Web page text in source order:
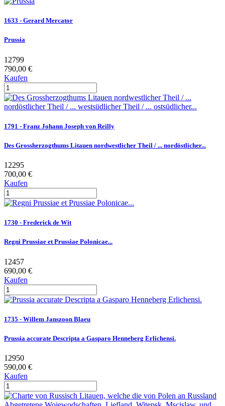
1633 - Gerard Mercator
Prussia
12799
790,00 €
Kaufen
1791 - Franz Johann Joseph von Reilly
Des Grossherzogthums Litauen nordwestlicher Theil / ... nordöstlicher...
12295
700,00 €
Kaufen
1730 - Frederick de Wit
Regni Prussiae et Prussiae Polonicae...
12457
690,00 €
Kaufen
1735 - Willem Janszoon Blaeu
Prussia accurate Descripta a Gasparo Henneberg Erlichensi.
12950
590,00 €
Kaufen